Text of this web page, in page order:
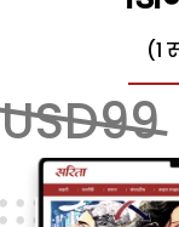
(1
USD99